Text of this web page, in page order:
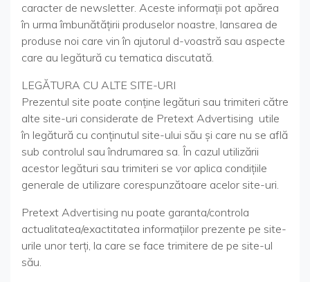
caracter de newsletter. Aceste informații pot apărea
în urma îmbunătățirii produselor noastre, lansarea de
produse noi care vin în ajutorul d-voastră sau aspecte
care au legătură cu tematica discutată.
LEGĂTURA CU ALTE SITE-URI
Prezentul site poate conţine legături sau trimiteri către
alte site-uri considerate de Pretext Advertising utile
în legătură cu conţinutul site-ului său şi care nu se află
sub controlul sau îndrumarea sa. În cazul utilizării
acestor legături sau trimiteri se vor aplica condiţiile
generale de utilizare corespunzătoare acelor site-uri.
Pretext Advertising nu poate garanta/controla
actualitatea/exactitatea informaţiilor prezente pe site-
urile unor terţi, la care se face trimitere de pe site-ul
său.